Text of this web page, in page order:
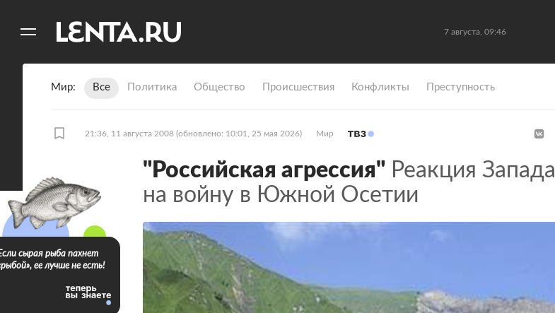
7 августа, 09:46
Мир Все Политика Общество Происшествия Конфликты Преступность
21:36, 11 августа 2008 (обновлено: 10:01, 25 мая 2026) Мир
"Российская агрессия" Реакция Запада
на войну в Южной Осетии
сырая рыба пахнет
ее лучше не есть!